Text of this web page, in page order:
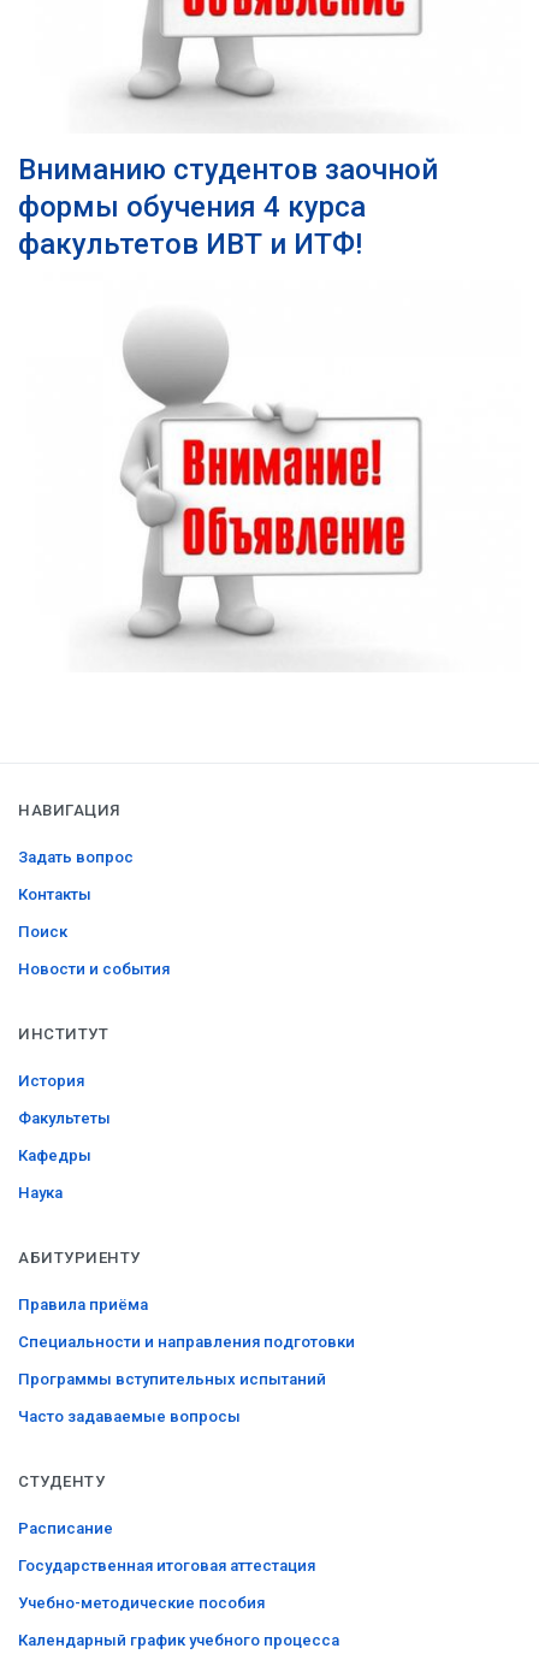
Вниманию студентов заочной
формы обучения 4 курса
факультетов ИВТ и ИТФ!
НАВИГАЦИЯ
Задать вопрос
Контакты
Поиск
Новости и события
ИНСТИТУТ
История
Факультеты
Кафедры
Наука
АБИТУРИЕНТУ
Правила приёма
Специальности и направления подготовки
Программы вступительных испытаний
Часто задаваемые вопросы
СТУДЕНТУ
Расписание
Государственная итоговая аттестация
Учебно-методические пособия
Календарный график учебного процесса